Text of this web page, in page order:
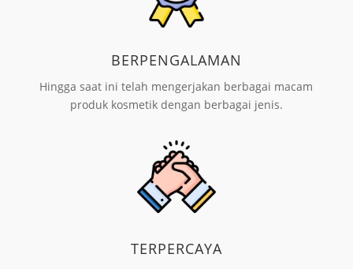
BERPENGALAMAN
Hingga saat ini telah mengerjakan berbagai macam
produk kosmetik dengan berbagai jenis.
TERPERCAYA